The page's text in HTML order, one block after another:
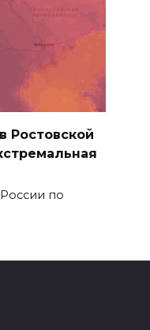
Ростовской
по